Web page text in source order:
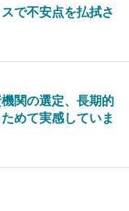
で不安点を払拭さ
関の選定、長期的
めて実感していま